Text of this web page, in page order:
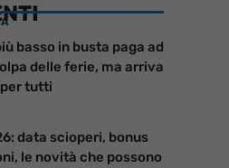
basso in busta paga ad
delle ferie, ma arriva
tutti
data scioperi, bonus
le novità che possono